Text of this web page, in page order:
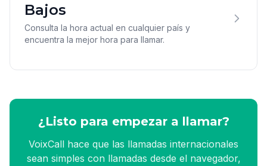
Bajos
Consulta la hora actual en cualquier país y
encuentra la mejor hora para llamar.
¿Listo para empezar a llamar?
VoixCall hace que las llamadas internacionales
sean simples con llamadas desde el navegador,